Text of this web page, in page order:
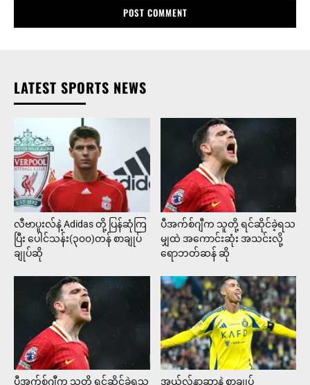
LATEST SPORTS NEWS
လီဗာပူးလ်နဲ့ Adidas တို့ ပြန်ဆုံကြ
ပြီး ပေါင်သန်း(၃၀၀)တန် စာချုပ်
ချုပ်ဆို
ပီအက်စ်ဂျီက သူတို့ ရင်ဆိုင်ခဲ့ရသ
မျှထဲ အကောင်းဆုံး အသင်းလို့
ရောဘတ်ဆန် ဆို
ပီအက်စ်ဂျီက သူတို့ ရင်ဆိုင်ခဲ့ရသ
အယ်လ်နာဆာနဲ့ စာချုပ်